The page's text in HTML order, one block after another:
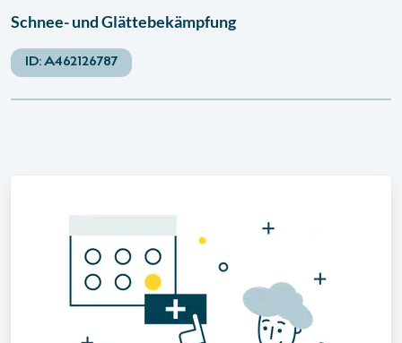
Schnee- und Glättebekämpfung
ID:A462126787